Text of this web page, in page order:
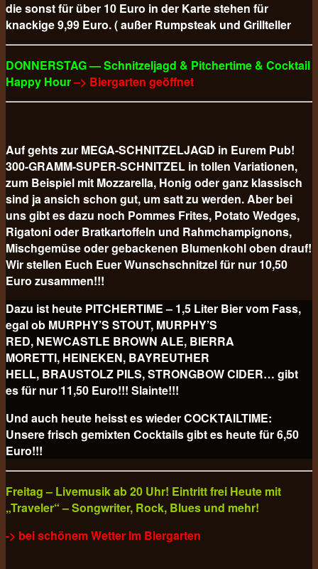
die sonst für über 10 Euro in der Karte stehen für
knackige 9,99 Euro. ( außer Rumpsteak und Grillteller
DONNERSTAG — Schnitzeljagd & Pitchertime & Cocktail
Happy Hour–> Biergarten geöffnet
Auf gehts zur MEGA-SCHNITZELJAGD in Eurem Pub!
300-GRAMM-SUPER-SCHNITZEL in tollen Variationen,
zum Beispiel mit Mozzarella, Honig oder ganz klassisch
sind ja ansich schon gut, um satt zu werden. Aber bei
uns gibt es dazu noch Pommes Frites, Potato Wedges,
Rigatoni oder Bratkartoffeln und Rahmchampignons,
Mischgemüse oder gebackenen Blumenkohl oben drauf!
Wir stellen Euch Euer Wunschschnitzel für nur 10,50
Euro zusammen!!!
Dazu ist heute PITCHERTIME – 1,5 Liter Bier vom Fass,
egal ob MURPHY’S STOUT, MURPHY’S
RED, NEWCASTLE BROWN ALE, BIERRA
MORETTI, HEINEKEN, BAYREUTHER
HELL, BRAUSTOLZ PILS, STRONGBOW CIDER… gibt
es für nur 11,50 Euro!!! Slainte!!!
Und auch heute heisst es wieder COCKTAILTIME:
Unsere frisch gemixten Cocktails gibt es heute für6,50
Euro!!!
Freitag – Livemusik ab 20 Uhr! Eintritt frei Heute mit
„Traveler“ – Songwriter, Rock, Blues und mehr!
-> bei schönem Wetter im Biergarten